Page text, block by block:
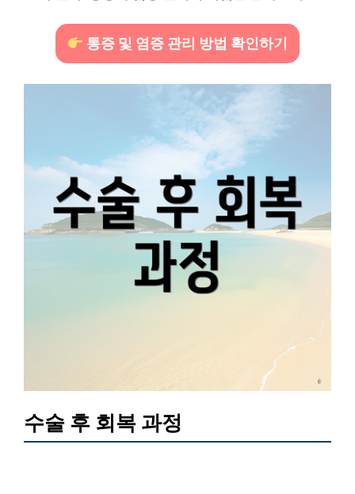
통증 및 염증 관리 방법 확인하기
수술 후 회복 과정